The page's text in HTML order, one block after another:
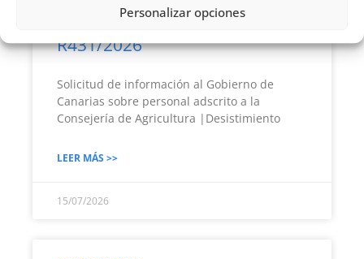
Personalizar opciones
R431/2026
Solicitud de información al Gobierno de
Canarias sobre personal adscrito a la
Consejería de Agricultura |Desistimiento
LEER MÁS >>
15/07/2026